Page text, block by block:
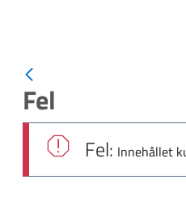
Fel
Fel: Innehållet